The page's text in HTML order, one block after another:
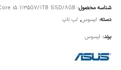
شناسه محصول: i5 1135G7/1TB SSD/8GB
دسته: ایسوس, لپ تاپ
برند: ایسوس